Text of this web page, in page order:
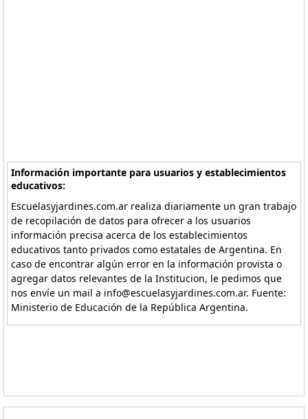
Información importante para usuarios y establecimientos
educativos:
Escuelasyjardines.com.ar realiza diariamente un gran trabajo
de recopilación de datos para ofrecer a los usuarios
información precisa acerca de los establecimientos
educativos tanto privados como estatales de Argentina. En
caso de encontrar algún error en la información provista o
agregar datos relevantes de la Institucion, le pedimos que
nos envíe un mail a info@escuelasyjardines.com.ar. Fuente:
Ministerio de Educación de la República Argentina.